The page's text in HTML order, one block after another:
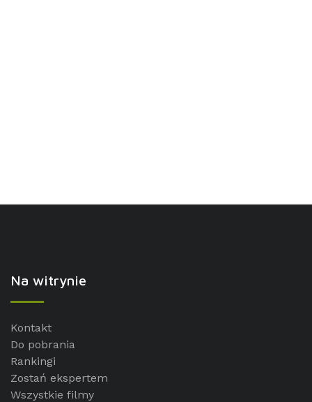
Na witrynie
Kontakt
Do pobrania
Rankingi
Zostań ekspertem
Wszystkie filmy